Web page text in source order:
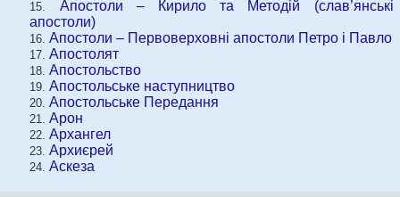
Апостоли – Кирило та Методій (слав’янські
апостоли)
Апостоли – Первоверховні апостоли Петро і Павло
Апостолят
Апостольство
Апостольське наступництво
Апостольське Передання
Арон
Архангел
Архиєрей
Аскеза